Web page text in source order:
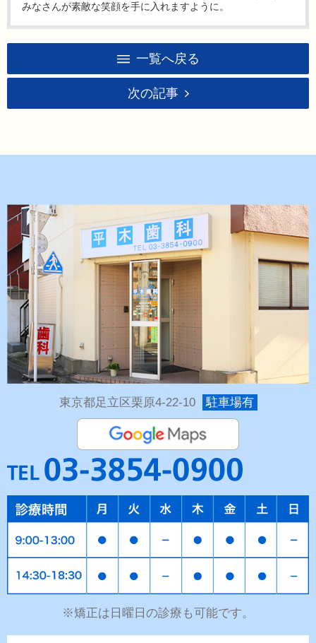
みなさんが素敵な笑顔を手に入れますように。
一覧へ戻る
次の記事
東京都足立区栗原4-22-10 駐車場有
※矯正は日曜日の診療も可能です。